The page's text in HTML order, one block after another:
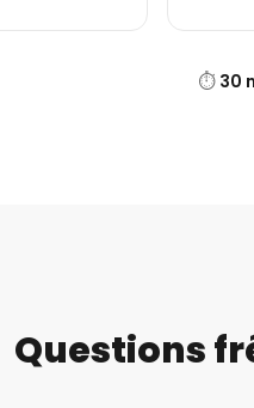
⏱️ 30
Questions